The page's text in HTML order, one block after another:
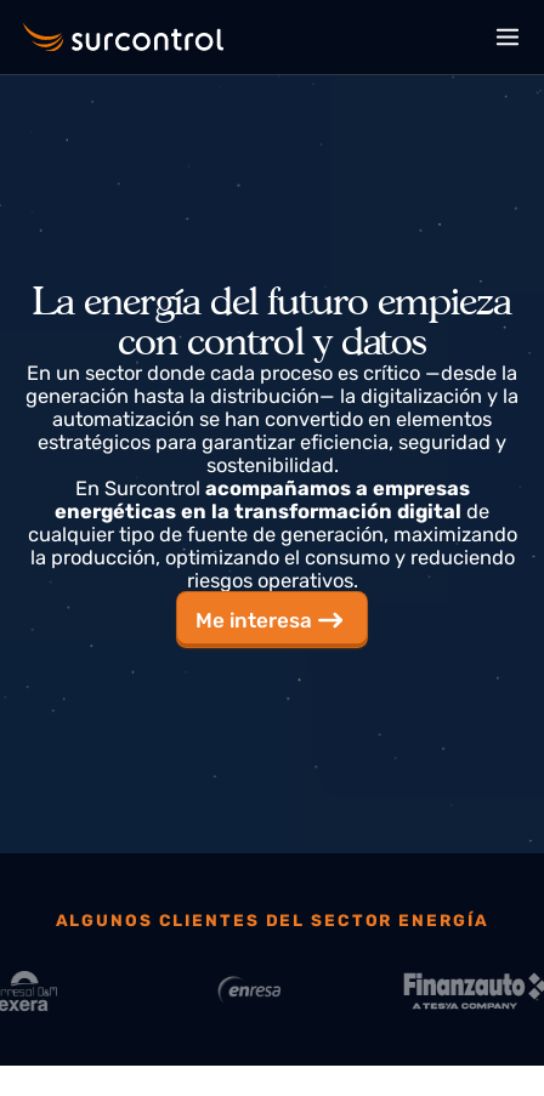
La energía del futuro empieza
con control y datos
En un sector donde cada proceso es crítico —desde
generación hasta la distribución— la digitalización y
automatización se han convertido en elementos
estratégicos para garantizar eficiencia, seguridad y
sostenibilidad.
En Surcontrolacompañamos a empresas
energéticas en la transformación digitalde
cualquier tipo de fuente de generación,
la producción, optimizando el consumo y
riesgos operativos.
ALGUNOS CLIENTES DEL SECTOR ENERGÍA